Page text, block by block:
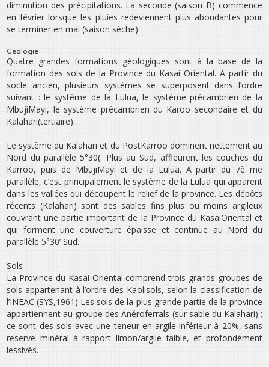
diminution des précipitations. La seconde (saison B) commence
en février lorsque les pluies redeviennent plus abondantes pour
se terminer en mai (saison sèche).
Géologie
Quatre grandes formations géologiques sont à la base de la
formation des sols de la Province du Kasai Oriental. A partir du
socle ancien, plusieurs systèmes se superposent dans l’ordre
suivant : le système de la Lulua, le système précambrien de la
Mbuji­Mayi, le système précambrien du Karoo secondaire et du
Kalahari(tertiaire).
Le système du Kalahari et du Post­Karroo dominent nettement au
Nord du parallèle 5°30(. Plus au Sud, affleurent les couches du
Karroo, puis de Mbuji­Mayi et de la Lulua. A partir du 7è me
parallèle, c’est principalement le système de la Lulua qui apparent
dans les vallées qui découpent le relief de la province. Les dépôts
récents (Kalahari) sont des sables fins plus ou moins argileux
couvrant une partie important de la Province du Kasai­Oriental et
qui forment une couverture épaisse et continue au Nord du
parallèle 5°30’ Sud.
Sols
La Province du Kasai­ Oriental comprend trois grands groupes de
sols appartenant à l’ordre des Kaolisols, selon la classification de
l’INEAC (SYS,1961) Les sols de la plus grande partie de la province
appartiennent au groupe des Anéroferrals (sur sable du Kalahari) ;
ce sont des sols avec une teneur en argile inférieur à 20%, sans
reserve minéral à rapport limon/argile faible, et profondément
lessivés.